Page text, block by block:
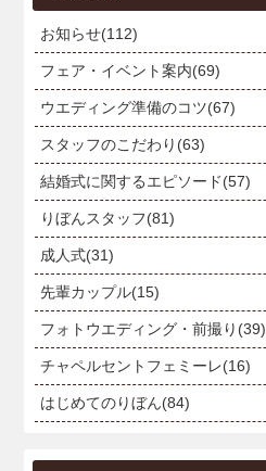
お知らせ(112)
フェア・イベント案内(69)
ウエディング準備のコツ(67)
スタッフのこだわり(63)
結婚式に関するエピソード(57)
りぼんスタッフ(81)
成人式(31)
先輩カップル(15)
フォトウエディング・前撮り(39)
チャペルセントフェミーレ(16)
はじめてのりぼん(84)